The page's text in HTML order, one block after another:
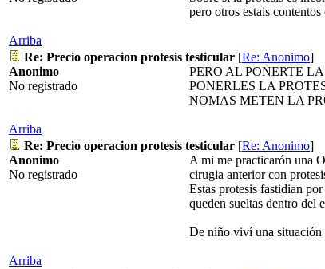
pero otros estais
Arriba
Re: Precio operacion protesis testicular [Re: Anonimo]
Anonimo
No registrado
PERO AL PONERTE
PONERLES LA
NOMAS METEN LA
Arriba
Re: Precio operacion protesis testicular [Re: Anonimo]
Anonimo
No registrado
A mi me practicarón una
cirugia anterior con
Estas protesis fastidian
queden sueltas dentro del
De niño viví una situación
Arriba